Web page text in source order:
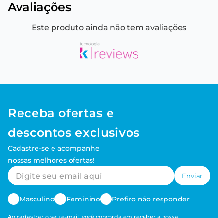
Avaliações
Este produto ainda não tem avaliações
Receba ofertas e
descontos exclusivos
Cadastre-se e acompanhe
nossas melhores ofertas!
Enviar
Masculino Feminino Prefiro não responder
Ao cadastrar o seu e-mail, você concorda em receber a nossa